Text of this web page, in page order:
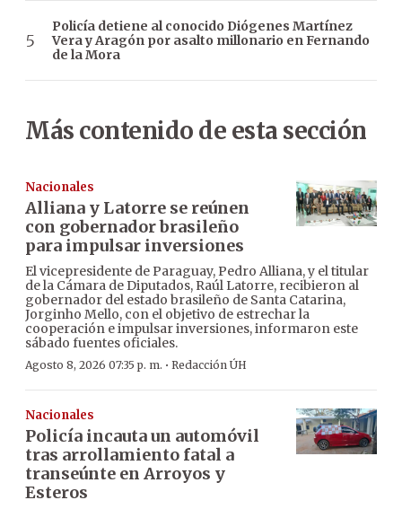
Policía detiene al conocido Diógenes Martínez
Vera y Aragón por asalto millonario en Fernando
de la Mora
Más contenido de esta sección
Nacionales
Alliana y Latorre se reúnen
con gobernador brasileño
para impulsar inversiones
El vicepresidente de Paraguay, Pedro Alliana, y el titular
de la Cámara de Diputados, Raúl Latorre, recibieron al
gobernador del estado brasileño de Santa Catarina,
Jorginho Mello, con el objetivo de estrechar la
cooperación e impulsar inversiones, informaron este
sábado fuentes oficiales.
Agosto 8, 2026 07:35 p. m. · Redacción ÚH
Nacionales
Policía incauta un automóvil
tras arrollamiento fatal a
transeúnte en Arroyos y
Esteros